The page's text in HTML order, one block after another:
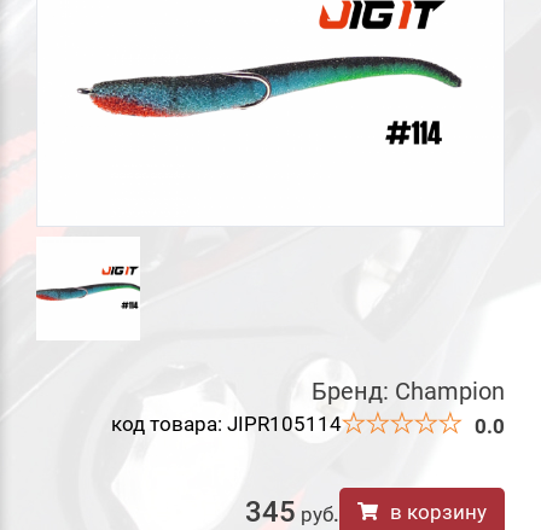
Бренд: Champion
код товара: JIPR105114 0.0
345 руб. в корзину